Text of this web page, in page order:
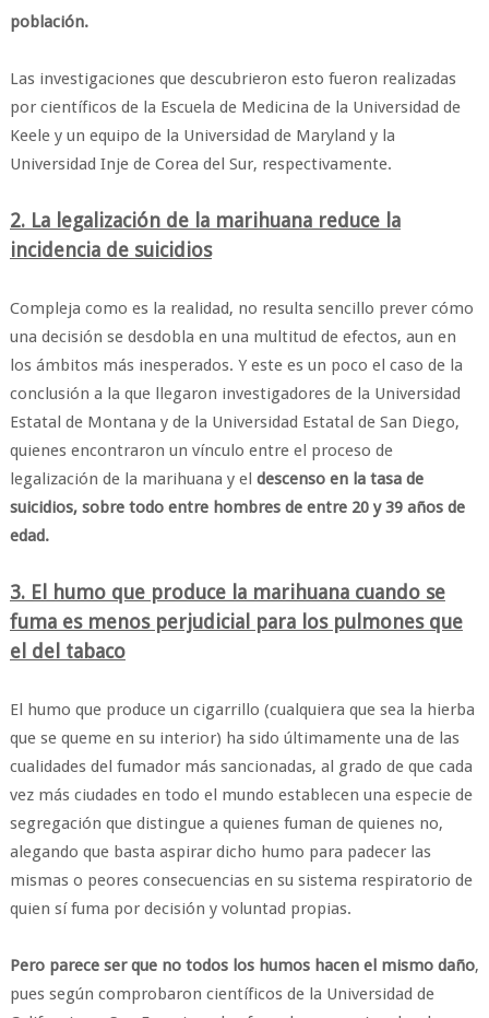
población.
Las investigaciones que descubrieron esto fueron realizadas
por científicos de la Escuela de Medicina de la Universidad de
Keele y un equipo de la Universidad de Maryland y la
Universidad Inje de Corea del Sur, respectivamente.
2. La legalización de la marihuana reduce la
incidencia de suicidios
Compleja como es la realidad, no resulta sencillo prever cómo
una decisión se desdobla en una multitud de efectos, aun en
los ámbitos más inesperados. Y este es un poco el caso de la
conclusión a la que llegaron investigadores de la Universidad
Estatal de Montana y de la Universidad Estatal de San Diego,
quienes encontraron un vínculo entre el proceso de
legalización de la marihuana y el descenso en la tasa de
suicidios, sobre todo entre hombres de entre 20 y 39 años de
edad.
3. El humo que produce la marihuana cuando se
fuma es menos perjudicial para los pulmones que
el del tabaco
El humo que produce un cigarrillo (cualquiera que sea la hierba
que se queme en su interior) ha sido últimamente una de las
cualidades del fumador más sancionadas, al grado de que cada
vez más ciudades en todo el mundo establecen una especie de
segregación que distingue a quienes fuman de quienes no,
alegando que basta aspirar dicho humo para padecer las
mismas o peores consecuencias en su sistema respiratorio de
quien sí fuma por decisión y voluntad propias.
Pero parece ser que no todos los humos hacen el mismo daño,
pues según comprobaron científicos de la Universidad de